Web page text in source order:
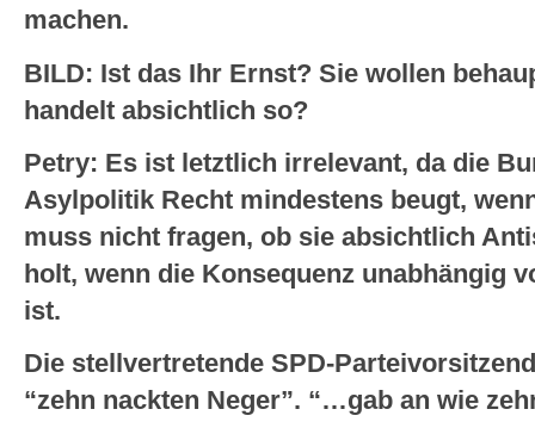
machen.
BILD: Ist das Ihr Ernst? Sie wollen
handelt absichtlich so?
Petry: Es ist letztlich irrelevant, da die
Asylpolitik Recht mindestens beugt,
muss nicht fragen, ob sie absichtlich
holt, wenn die Konsequenz unabhängig
ist.
Die stellvertretende SPD-
“zehn nackten Neger”. “…gab an wie